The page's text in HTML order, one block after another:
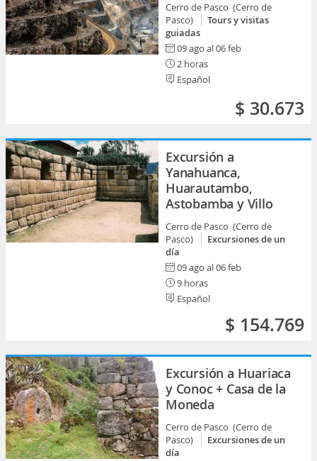
Cerro de Pasco (Cerro de
Pasco)
Tours y visitas
guiadas
09 ago al 06 feb
2 horas
Español
$ 30.673
Excursión a
Yanahuanca,
Huarautambo,
Astobamba y Villo
Cerro de Pasco (Cerro de
Pasco)
Excursiones de un
día
09 ago al 06 feb
9 horas
Español
$ 154.769
Excursión a Huariaca
y Conoc + Casa de la
Moneda
Cerro de Pasco (Cerro de
Pasco)
Excursiones de un
día